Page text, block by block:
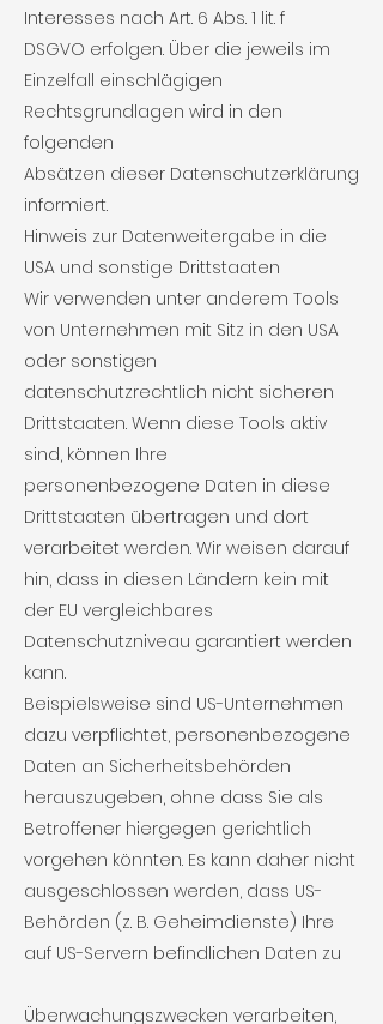
Interesses nach Art. 6 Abs. 1 lit. f
DSGVO erfolgen. Über die jeweils im
Einzelfall einschlägigen
Rechtsgrundlagen wird in den
folgenden
Absätzen dieser Datenschutzerklärung
informiert.
Hinweis zur Datenweitergabe in die
USA und sonstige Drittstaaten
Wir verwenden unter anderem Tools
von Unternehmen mit Sitz in den USA
oder sonstigen
datenschutzrechtlich nicht sicheren
Drittstaaten. Wenn diese Tools aktiv
sind, können Ihre
personenbezogene Daten in diese
Drittstaaten übertragen und dort
verarbeitet werden. Wir weisen darauf
hin, dass in diesen Ländern kein mit
der EU vergleichbares
Datenschutzniveau garantiert werden
kann.
Beispielsweise sind US-Unternehmen
dazu verpflichtet, personenbezogene
Daten an Sicherheitsbehörden
herauszugeben, ohne dass Sie als
Betroffener hiergegen gerichtlich
vorgehen könnten. Es kann daher nicht
ausgeschlossen werden, dass US-
Behörden (z. B. Geheimdienste) Ihre
auf US-Servern befindlichen Daten zu
Überwachungszwecken verarbeiten,